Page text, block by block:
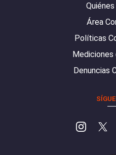
Área
Políticas
Mediciones
Denuncias